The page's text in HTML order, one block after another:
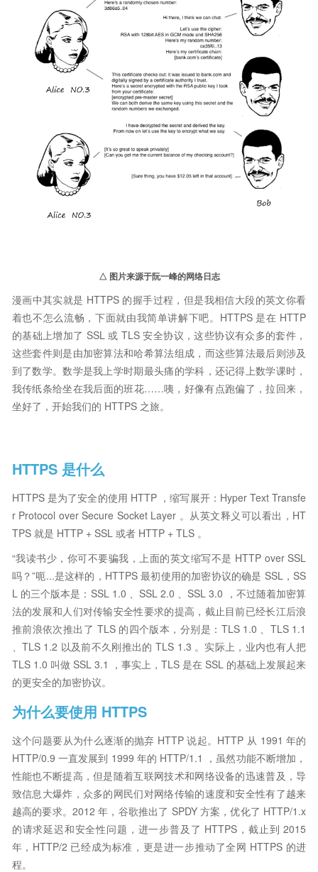
△ 图片来源于阮一峰的网络日志
漫画中其实就是 HTTPS 的握手过程，但是我相信大段的英文你看
着也不怎么流畅，下面就由我简单讲解下吧。HTTPS 是在 HTTP
的基础上增加了 SSL 或 TLS 安全协议，这些协议有众多的套件，
这些套件则是由加密算法和哈希算法组成，而这些算法最后则涉及
到了数学。数学是我上学时期最头痛的学科，还记得上数学课时，
我传纸条给坐在我后面的班花……咦，好像有点跑偏了，拉回来，
坐好了，开始我们的 HTTPS 之旅。
HTTPS 是什么
HTTPS 是为了安全的使用 HTTP ，缩写展开：Hyper Text Transfe
r Protocol over Secure Socket Layer 。从英文释义可以看出，HT
TPS 就是 HTTP + SSL 或者 HTTP + TLS 。
“我读书少，你可不要骗我，上面的英文缩写不是 HTTP over SSL
吗？”呃...是这样的，HTTPS 最初使用的加密协议的确是 SSL，SS
L 的三个版本是：SSL 1.0 、SSL 2.0 、SSL 3.0 ，不过随着加密算
法的发展和人们对传输安全性要求的提高，截止目前已经长江后浪
推前浪依次推出了 TLS 的四个版本，分别是：TLS 1.0 、TLS 1.1
、TLS 1.2 以及前不久刚推出的 TLS 1.3 。实际上，业内也有人把
TLS 1.0 叫做 SSL 3.1 ，事实上，TLS 是在 SSL 的基础上发展起来
的更安全的加密协议。
为什么要使用 HTTPS
这个问题要从为什么逐渐的抛弃 HTTP 说起。HTTP 从 1991 年的
HTTP/0.9 一直发展到 1999 年的 HTTP/1.1 ，虽然功能不断增加，
性能也不断提高，但是随着互联网技术和网络设备的迅速普及，导
致信息大爆炸，众多的网民们对网络传输的速度和安全性有了越来
越高的要求。2012 年，谷歌推出了 SPDY 方案，优化了 HTTP/1.x
的请求延迟和安全性问题，进一步普及了 HTTPS，截止到 2015
年，HTTP/2 已经成为标准，更是进一步推动了全网 HTTPS 的进
程。